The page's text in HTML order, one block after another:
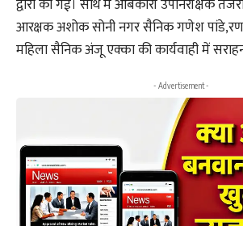
द्वारा की गई। साथ मेॅ आबकारी उपनिरीक्षक
आरक्षक अशोक सोनी नगर सैनिक गणेश
महिला सैनिक अंजू एक्का की कार्यवाही में
- Advertisement -